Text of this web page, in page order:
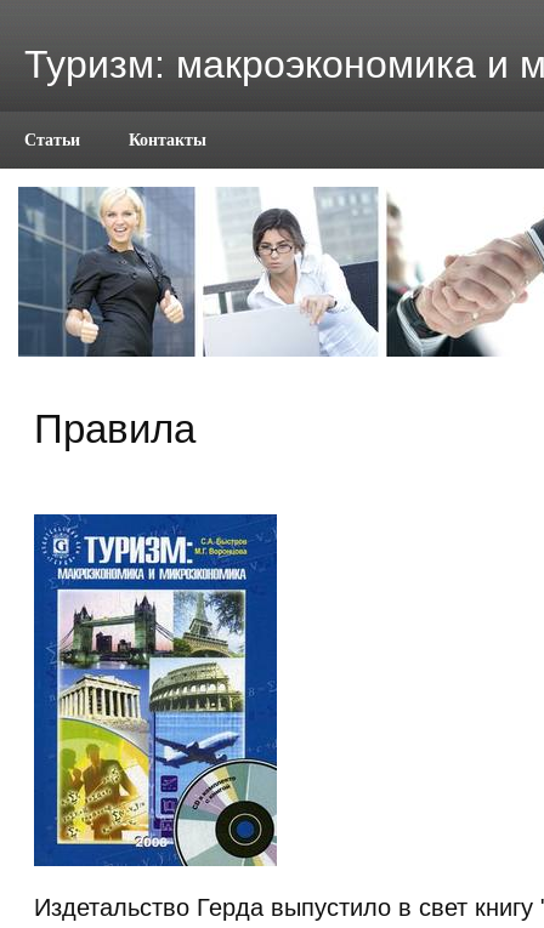
Туризм: макроэкономика и
Статьи Контакты
Правила
Издетальство Герда выпустило в свет книгу